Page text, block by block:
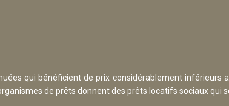
qui bénéficient de prix considérablement inférieurs
de prêts donnent des prêts locatifs sociaux qui